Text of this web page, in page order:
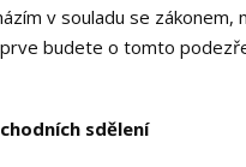
v souladu se
budete o tomto
sdělení